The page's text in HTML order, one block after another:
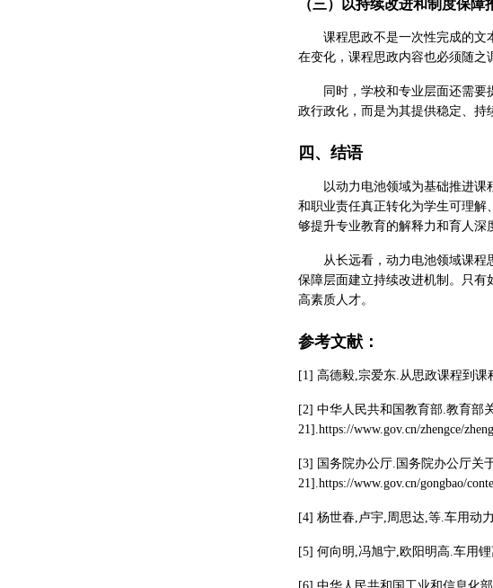
（三）以持续改进和制度保障
课程思政不是一次性完成的文
在变化，课程思政内容也必须随之
同时，学校和专业层面还需
政行政化，而是为其提供稳定、持
四、结语
以动力电池领域为基础推进
和职业责任真正转化为学生可理
够提升专业教育的解释力和育人深
从长远看，动力电池领域课
保障层面建立持续改进机制。只
高素质人才。
参考文献：
[1] 高德毅,宗爱东.从思政课程到课
[2] 中华人民共和国教育部.教育部
21].https://www.gov.cn/zhengce/
[3] 国务院办公厅.国务院办公厅关
21].https://www.gov.cn/gongbao/
[4] 杨世春,卢宇,周思达,等.车用动
[5] 何向明,冯旭宁,欧阳明高.车用